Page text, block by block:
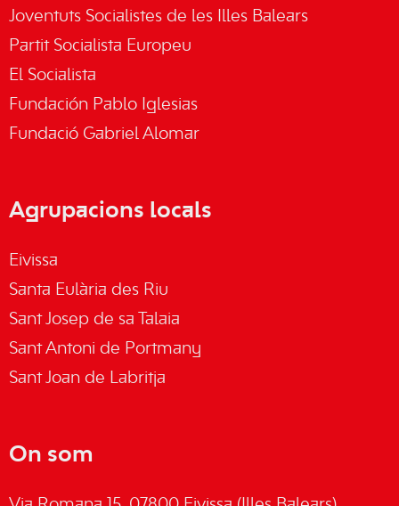
Joventuts Socialistes de les Illes Balears
Partit Socialista Europeu
El Socialista
Fundación Pablo Iglesias
Fundació Gabriel Alomar
Agrupacions locals
Eivissa
Santa Eulària des Riu
Sant Josep de sa Talaia
Sant Antoni de Portmany
Sant Joan de Labritja
On som